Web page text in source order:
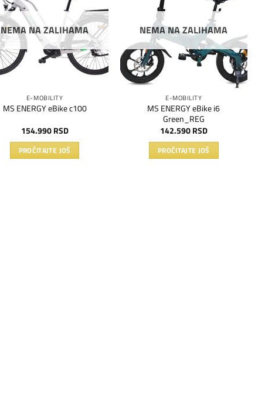
listu
želja
NEMA NA ZALIHAMA
E-MOBILITY
MS ENERGY eBike c100
154.990RSD
PROČITAJTE JOŠ
NEMA NA ZALIHAMA
E-MOBILITY
MS ENERGY eBike i6
Green_REG
142.590RSD
PROČITAJTE JOŠ